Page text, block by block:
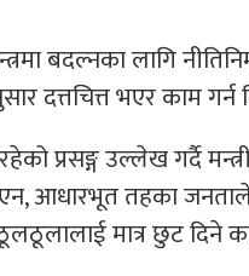
बदल्नका लागि
दत्तचित्त भएर काम गर्न
प्रसङ्ग उल्लेख गर्दै
आधारभूत तहका
मात्र छुट दिने